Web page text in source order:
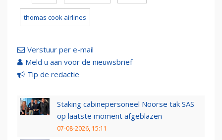
thomas cook airlines
Verstuur per e-mail
Meld u aan voor de nieuwsbrief
Tip de redactie
Staking cabinepersoneel Noorse tak SAS
op laatste moment afgeblazen
07-08-2026, 15:11